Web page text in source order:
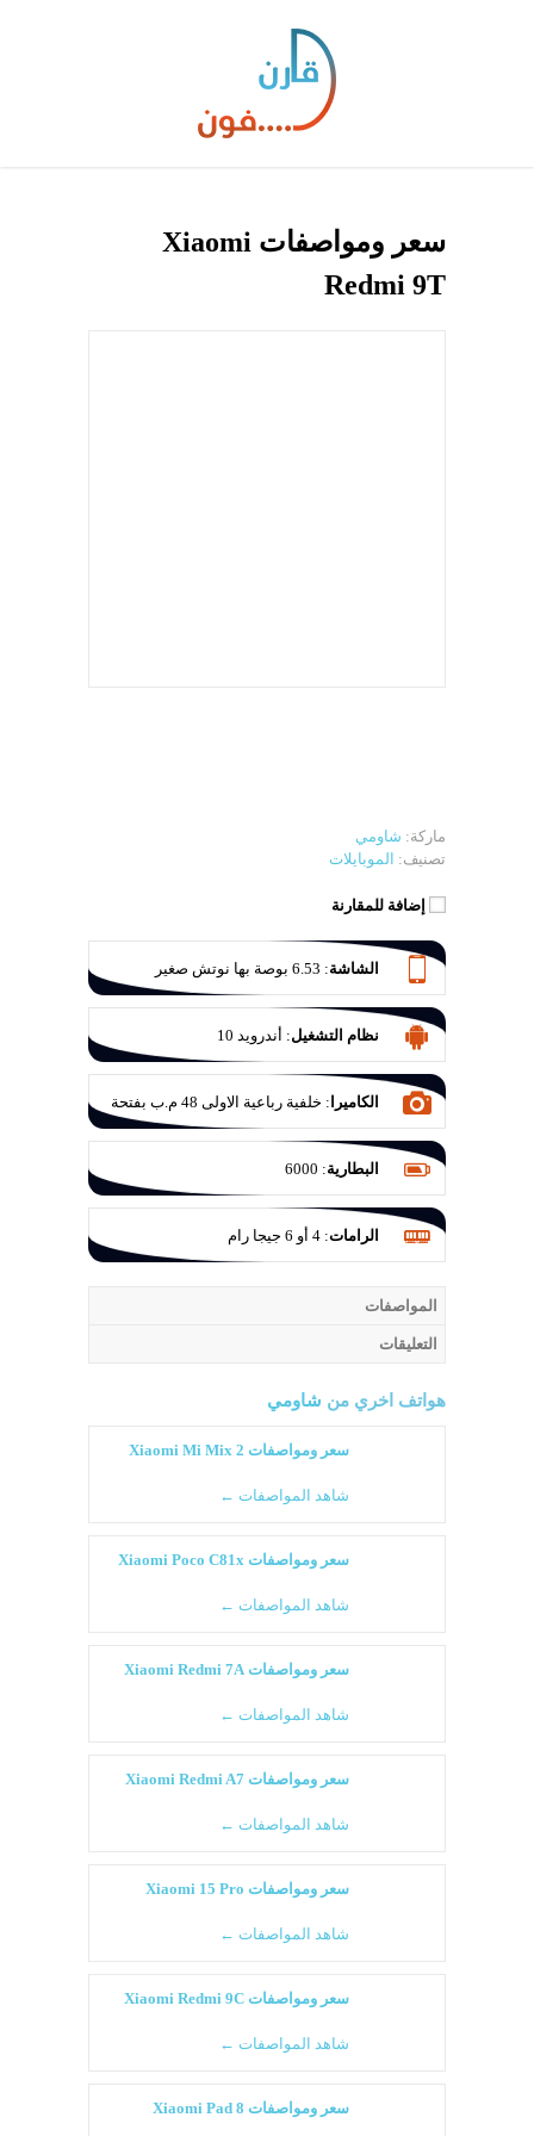
سعر ومواصفات Xiaomi
Redmi 9T
ماركة: شاومي
تصنيف: الموبايلات
إضافة للمقارنة
الشاشة: 6.53 بوصة بها نوتش صغير
نظام التشغيل: أندرويد 10
الكاميرا :
خلفية رباعية الاولى 48 م.ب بفتحة
عدسة F/1.8 والثانية للتصوير الواسع 8 م.ب
بفتحة عدسة F/2.2 والثالثة ماكرو 2 م.ب
بكسل بفتحة عدسة F/2.4
البطارية:
6000
الرامات: 4 أو 6 جيجا رام
المواصفات
التعليقات
هواتف اخري من شاومي
سعر ومواصفات Xiaomi Mi Mix 2
شاهد المواصفات ←
سعر ومواصفات Xiaomi Poco C81x
شاهد المواصفات ←
سعر ومواصفات Xiaomi Redmi 7A
شاهد المواصفات ←
سعر ومواصفات Xiaomi Redmi A7
شاهد المواصفات ←
سعر ومواصفات Xiaomi 15 Pro
شاهد المواصفات ←
سعر ومواصفات Xiaomi Redmi 9C
شاهد المواصفات ←
سعر ومواصفات Xiaomi Pad 8